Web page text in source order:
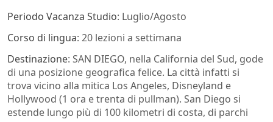
Periodo Vacanza Studio: Luglio/Agosto
Corso di lingua: 20 lezioni a settimana
Destinazione: SAN DIEGO, nella California del Sud, gode
di una posizione geografica felice. La città infatti si
trova vicino alla mitica Los Angeles, Disneyland e
Hollywood (1 ora e trenta di pullman). San Diego si
estende lungo più di 100 kilometri di costa, di parchi